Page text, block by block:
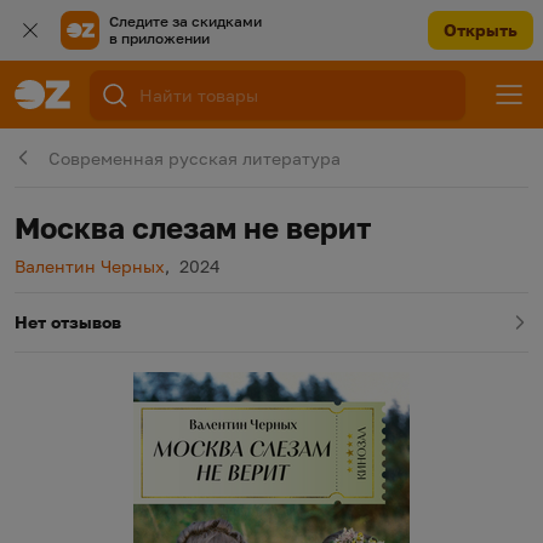
Следите за скидками
в приложении
Открыть
Современная русская литература
Москва слезам не верит
Автор
Валентин Черных, Год издания
2024
Нет отзывов